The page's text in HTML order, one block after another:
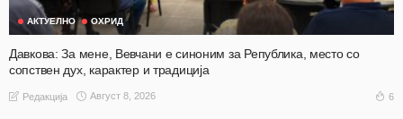
АКТУЕЛНО ОХРИД
Давкова: За мене, Вевчани е синоним за Република, место со
сопствен дух, карактер и традиција
Редакција Август 8, 2026 6